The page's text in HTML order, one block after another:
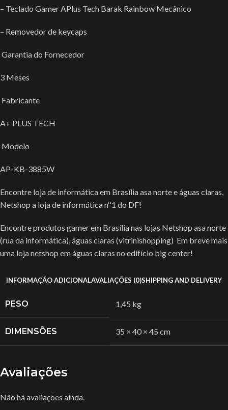
– Teclado Gamer APlus Tech Barak Rainbow Mecânico
– Removedor de keycaps
Garantia do Fornecedor
3 Meses
Fabricante
A+ PLUS TECH
Modelo
AP-KB-3885W
Encontre loja de informática em Brasília asa norte e águas claras,
Netshop a loja de informática nº1 do DF!
Encontre produtos gamer em Brasília nas lojas Netshop asa norte
(rua da informática), águas claras (vitrinishopping) Em breve mais
uma loja netshop em águas claras no edifício big center!
INFORMAÇÃO ADICIONALAVALIAÇÕES (0)SHIPPING AND DELIVERY
PESO 1,45 kg
DIMENSÕES 35 × 40 × 45 cm
Avaliações
Não há avaliações ainda.